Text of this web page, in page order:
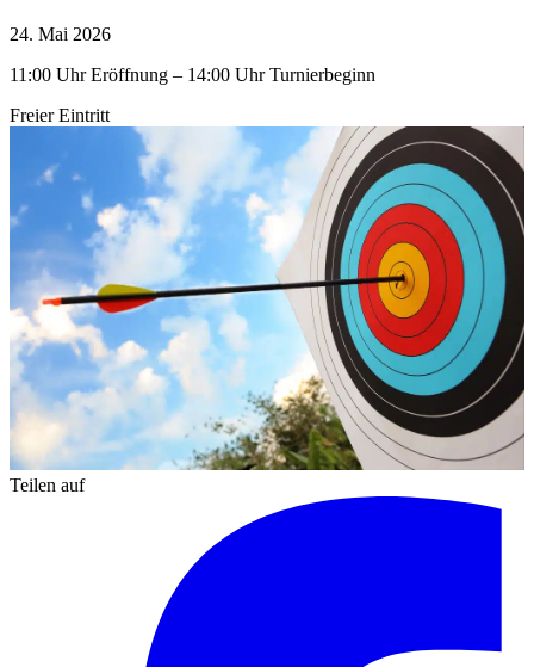
24. Mai 2026
11:00 Uhr Eröffnung – 14:00 Uhr Turnierbeginn
Freier Eintritt
Teilen auf